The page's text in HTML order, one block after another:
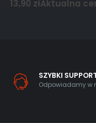
13,90 złAktualna
SZYBKI
Odpowiadamy w